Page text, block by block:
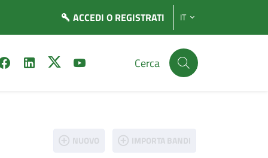
ACCEDI O REGISTRATI IT
Cerca
NUOVO IMPORTA BANDI